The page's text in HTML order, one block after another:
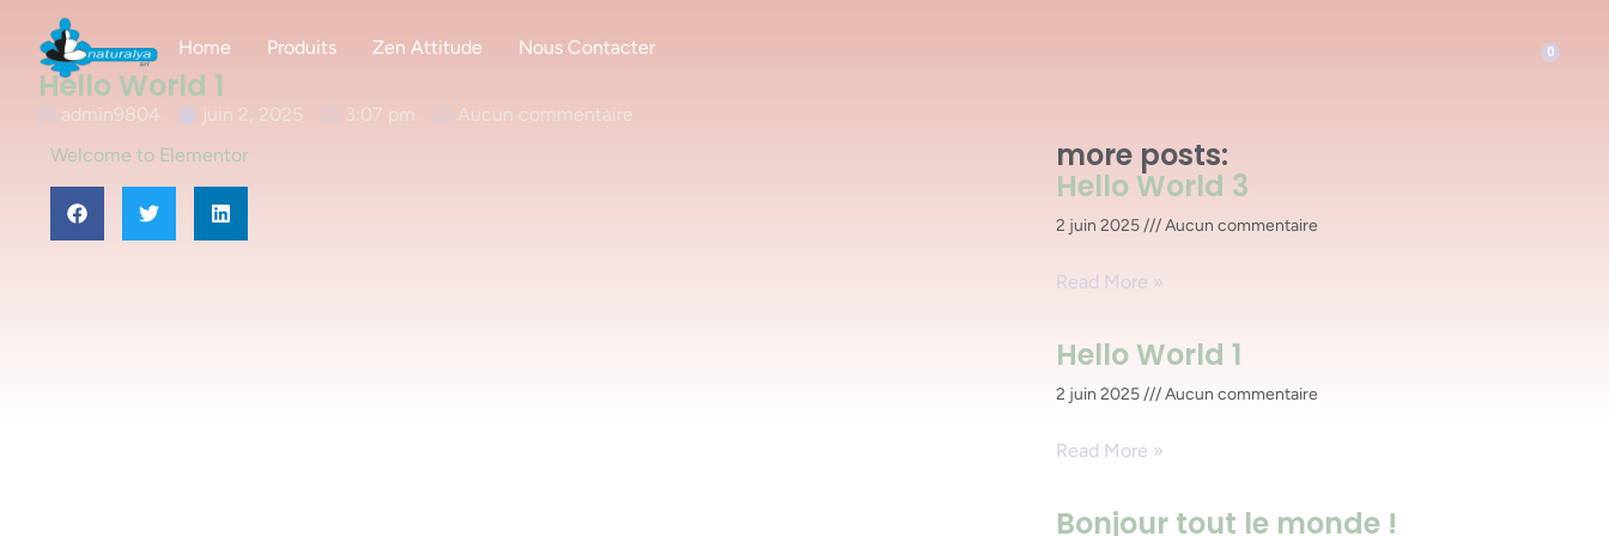
Home Produits Zen Attitude Nous Contacter 0
Hello World 1
admin9804 juin 2, 2025 3:07 pm
Aucun commentaire
Welcome to Elementor
more posts:
Hello World 3
2 juin 2025 Aucun commentaire
Read More »
Hello World 1
2 juin 2025 Aucun commentaire
Read More »
Bonjour tout le monde !